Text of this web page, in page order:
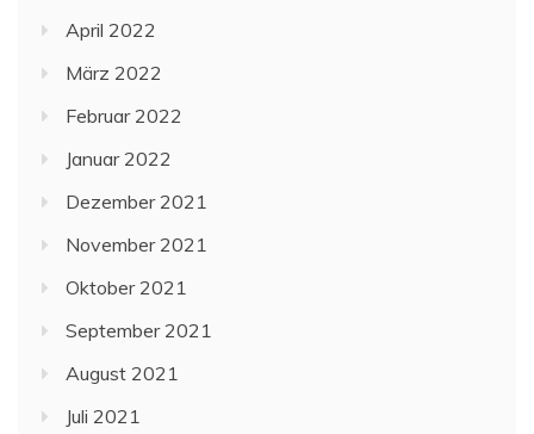
April 2022
März 2022
Februar 2022
Januar 2022
Dezember 2021
November 2021
Oktober 2021
September 2021
August 2021
Juli 2021